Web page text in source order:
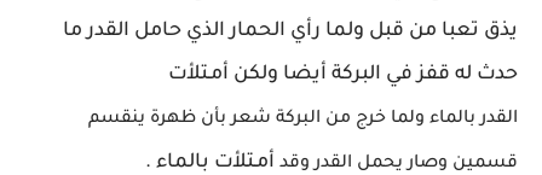
يذق تعبا من قبل ولما رأي الحمار الذي حامل القدر ما
حدث له قفز في البركة أيضا ولكن أمـتلأت
القدر بالماء ولما خرج من البركة شعر بأن ظهرة ينقسم
قسمين وصار يحمل القدر وقد أمـتلأت بالماء .